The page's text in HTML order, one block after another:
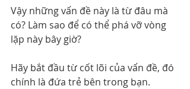
Vậy những vấn đề này là từ đâu mà
có? Làm sao để có thể phá vỡ vòng
lặp này bây giờ?
Hãy bắt đầu từ cốt lõi của vấn đề, đó
chính là đứa trẻ bên trong bạn.